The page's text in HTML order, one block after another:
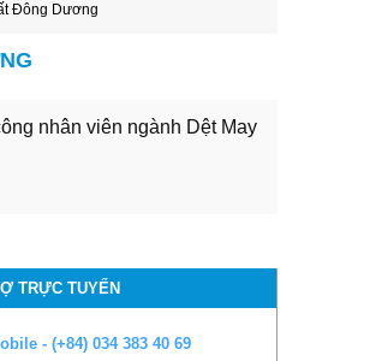
Đông Dương
nhân viên ngành Dệt May
TRỰC TUYẾN
- (+84) 034 383 40 69